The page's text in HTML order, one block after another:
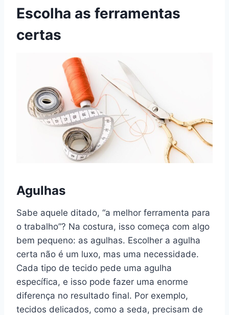
Escolha as ferramentas
certas
Agulhas
Sabe aquele ditado, “a melhor ferramenta para
o trabalho”? Na costura, isso começa com algo
bem pequeno: as agulhas. Escolher a agulha
certa não é um luxo, mas uma necessidade.
Cada tipo de tecido pede uma agulha
específica, e isso pode fazer uma enorme
diferença no resultado final. Por exemplo,
tecidos delicados, como a seda, precisam de